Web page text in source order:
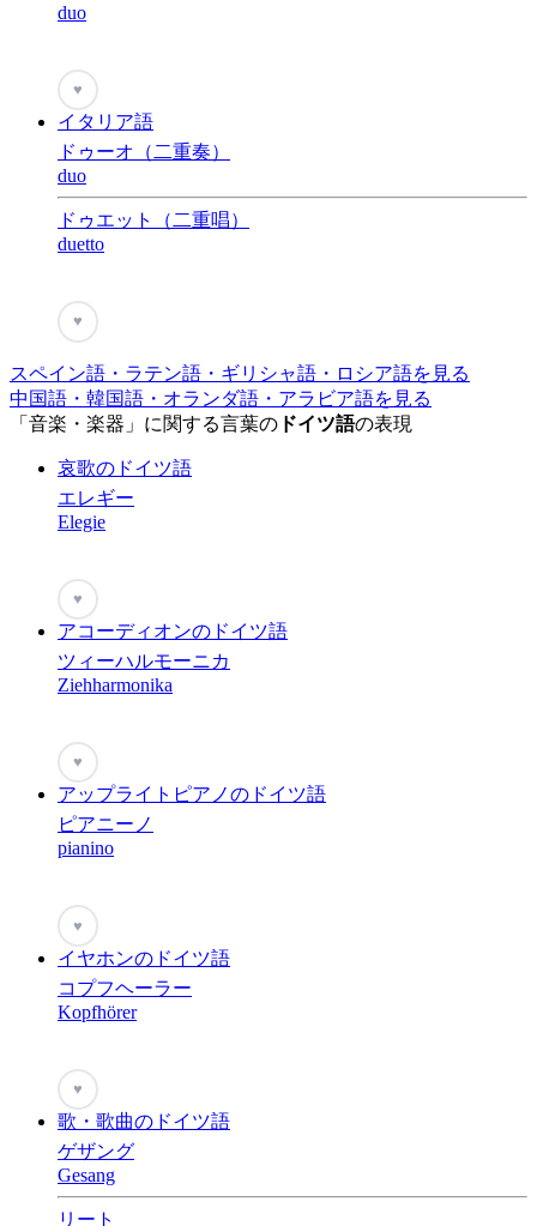
duo
♥
イタリア語
ドゥーオ（二重奏）
duo
ドゥエット（二重唱）
duetto
♥
スペイン語・ラテン語・ギリシャ語・ロシア語を見る
中国語・韓国語・オランダ語・アラビア語を見る
「音楽・楽器」に関する言葉の ドイツ語の表現
哀歌のドイツ語
エレギー
Elegie
♥
アコーディオンのドイツ語
ツィーハルモーニカ
Ziehharmonika
♥
アップライトピアノのドイツ語
ピアニーノ
pianino
♥
イヤホンのドイツ語
コプフヘーラー
Kopfhörer
♥
歌・歌曲のドイツ語
ゲザング
Gesang
リート